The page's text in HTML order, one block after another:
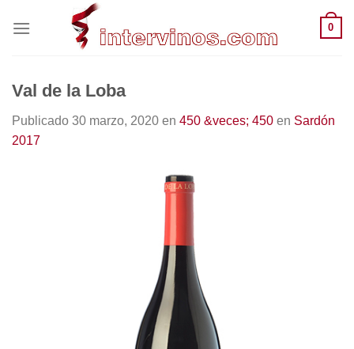
0
Val de la Loba
Publicado 30 marzo, 2020 en 450 &veces; 450 en Sardón
2017